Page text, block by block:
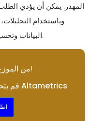
المهدر. يمكن أن يؤدي
وباستخدام
البيانات وتحسين القوائم وتقليل النفقات غير الضرورية.
من الموزع إلى الطبق - مبسط!
قم بتحويل تجربة الطلب الخاصة بك مع Altametrics